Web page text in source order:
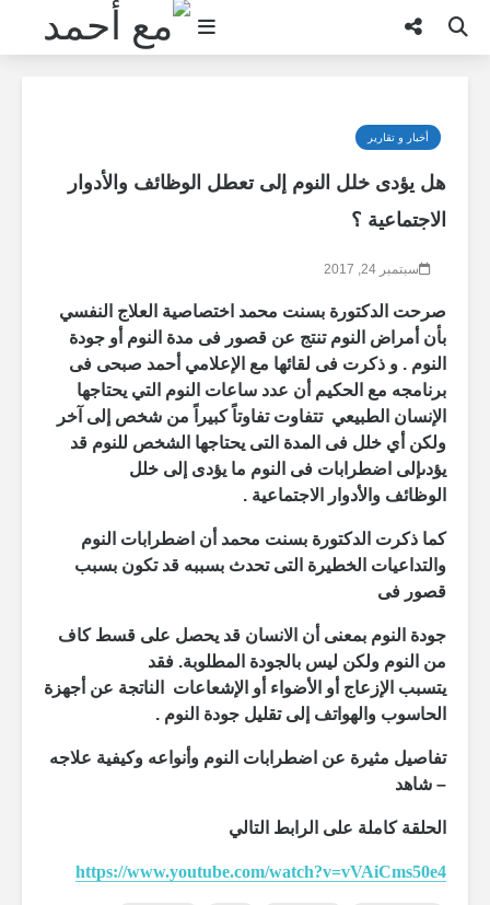
أخبار و تقارير
هل يؤدى خلل النوم إلى تعطل الوظائف والأدوار
الاجتماعية ؟
سبتمبر 24, 2017
صرحت الدكتورة بسنت محمد اختصاصية العلاج النفسي
بأن مراض النوم تنتج عن قصور فى مدة النوم أو جودة
النوم . و ذكرت فى لقائها مع الإعلامي حمد صبحى فى
برنامجه مع الحكيم ن عدد ساعات النوم التي يحتاجها
الإنسان الطبيعي تتفاوت تفاوتاً كبيراً من شخص إلى آخر
ولكن ي خلل فى المدة التى يحتاجها الشخص للنوم قد
يؤدىإلى اضطرابات فى النوم ما يؤدى إلى خلل
الوظائف والأدوار الاجتماعية .
كما ذكرت الدكتورة بسنت محمد أن اضطرابات النوم
والتداعيات الخطيرة التى تحدث بسببه قد تكون بسبب
قصور فى
جودة النوم بمعنى أن الانسان قد يحصل على قسط كاف
من النوم ولكن ليس بالجودة المطلوبة. فقد
يتسبب الإزعاج أو الأضواء و ا لإشعاعات الناتجة عن أجهزة
الحاسوب والهواتف إلى تقليل جودة النوم .
تفاصيل مثيرة عن اضطرابات النوم وأنواعه وكيفية علاجه
– شاهد
الحلقة كاملة على الرابط التالي
https://www.youtube.com/watch?v=vVAiCms50e4